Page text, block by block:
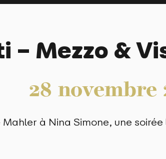
– Mezzo &
28 novembre
Mahler à Nina Simone, une